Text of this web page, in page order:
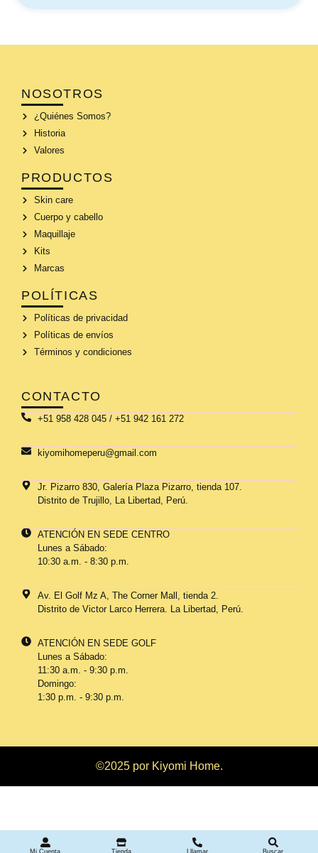
NOSOTROS
¿Quiénes Somos?
Historia
Valores
PRODUCTOS
Skin care
Cuerpo y cabello
Maquillaje
Kits
Marcas
POLÍTICAS
Políticas de privacidad
Políticas de envíos
Términos y condiciones
CONTACTO
+51 958 428 045 / +51 942 161 272
kiyomihomeperu@gmail.com
Jr. Pizarro 830, Galería Plaza Pizarro, tienda 107.
Distrito de Trujillo, La Libertad, Perú.
ATENCIÓN EN SEDE CENTRO
Lunes a Sábado:
10:30 a.m. - 8:30 p.m.
Av. El Golf Mz A, The Corner Mall, tienda 2.
Distrito de Victor Larco Herrera. La Libertad, Perú.
ATENCIÓN EN SEDE GOLF
Lunes a Sábado:
11:30 a.m. - 9:30 p.m.
Domingo:
1:30 p.m. - 9:30 p.m.
©2025 por Kiyomi Home.
Mi Cuenta Tienda Lllamar Buscar